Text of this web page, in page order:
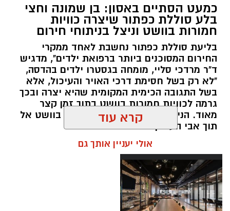
הסמים המסוכנים, בוצעו בימים האחרונים שתי
פעילויות ממוקדות, שהובילו למעצר של שלושה
החשודים כסמים מסוכנים, כסף מזומן ואמצעים
נוספים.
בפעילות בלשי תחנת לב הבירה שביצעו חיפוש
ע"פ צו בימ"ש, אותרו שני כלי רכב שעוררו את
חשדם של השוטרים. לאחר מעקב סמוי נעצרו שני
חשודים (27,31) תושבי העיר ירושלים. ובחיפוש בכלי
הרכב נתפסו כ-5.5 ק"ג של חומרים החשודים
כסמים מסוכנים, 15,140 ש"ח במזומן, שבעה
טלפונים ניידים וכלי עישון. שני החשודים הועברו
לחקירה, ובית המשפט האריך את מעצר אחד
החשודים עד לתאריך 6.8.26.
כמעט הסתיים באסון: בן שמונה וחצי
בלע סוללת כפתור שיצרה כוויות
חמורות בוושט וניצל בניתוחי חירום
בליעת סוללת כפתור נחשבת לאחד ממקרי
החירום המסוכנים ביותר ברפואת ילדים", מדגיש
ד"ר מרדכי סליי, מומחה בגסטרו ילדים בהדסה,
"לא רק בשל חסימת דרכי האויר והעיכול, אלא
בשל התגובה הכימית המקומית שהיא יצרה ובכך
גרמה לכוויות חמורות בוושט בתוך זמן קצר
מאוד. הניתוח הציל אותו מקרע חמור בוושט אל
תוך אבי העורקים״
קרא עוד
אולי יעניין אותך גם